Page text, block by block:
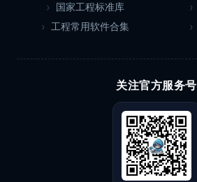
国家工程标准库
工程常用软件合集
关注官方服务号